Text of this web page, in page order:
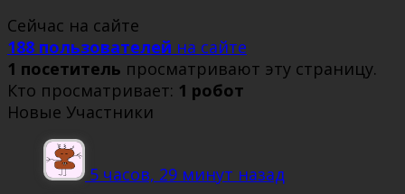
Сейчас на сайте
188 пользователей на сайте
1 посетитель просматривают эту страницу.
Кто просматривает: 1 робот
Новые Участники
5 часов, 29 минут назад